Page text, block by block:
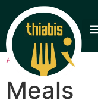
Accueil/ Meals
Meals